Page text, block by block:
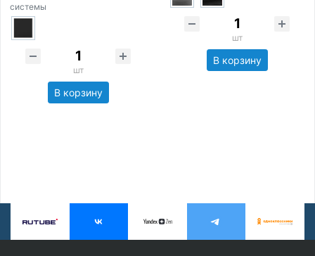
системы
шт
В корзину
шт
В корзину